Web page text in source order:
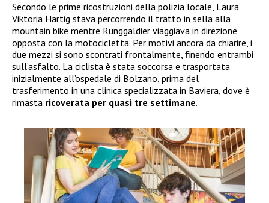
Secondo le prime ricostruzioni della polizia locale, Laura
Viktoria Härtig stava percorrendo il tratto in sella alla
mountain bike mentre Runggaldier viaggiava in direzione
opposta con la motocicletta. Per motivi ancora da chiarire, i
due mezzi si sono scontrati frontalmente, finendo entrambi
sull’asfalto. La ciclista è stata soccorsa e trasportata
inizialmente all’ospedale di Bolzano, prima del
trasferimento in una clinica specializzata in Baviera, dove è
rimasta ricoverata per quasi tre settimane.